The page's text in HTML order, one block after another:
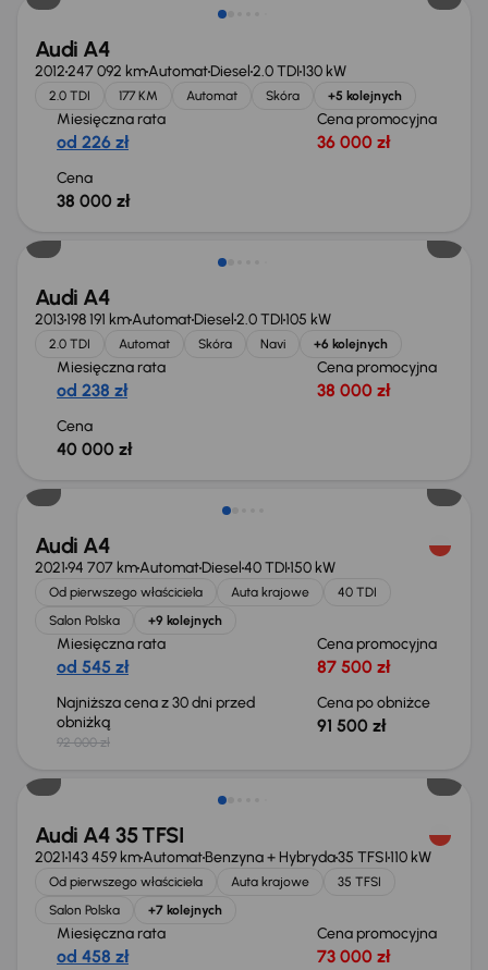
Audi A4
2012247 092 kmAutomatDiesel2.0 TDI130 kW
2.0 TDI 177 KM Automat Skóra +5 kolejnych
Miesięczna rata
od 226 zł
Cena promocyjna
36 000 zł
Cena
38 000 zł
Audi A4
2013198 191 kmAutomatDiesel2.0 TDI105 kW
2.0 TDI Automat Skóra Navi +6 kolejnych
Miesięczna rata
od 238 zł
Cena promocyjna
38 000 zł
Cena
40 000 zł
Audi A4
202194 707 kmAutomatDiesel40 TDI150 kW
Od pierwszego właściciela Auta krajowe
40 TDI
Salon Polska
+9 kolejnych
Miesięczna rata
od 545 zł
Cena promocyjna
87 500 zł
Najniższa cena z 30 dni przed
obniżką
92 000 zł
Cena po obniżce
91 500 zł
Taniej o 3 000 zł
Audi A4 35 TFSI
2021143 459 kmAutomatBenzyna + Hybryda35 TFSI110 kW
Od pierwszego właściciela Auta krajowe
35 TFSI
Salon Polska
+7 kolejnych
Miesięczna rata
od 458 zł
Cena promocyjna
73 000 zł